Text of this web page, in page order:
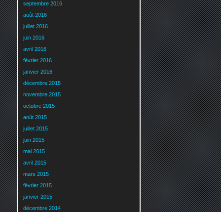
septembre 2016
août 2016
juillet 2016
juin 2016
avril 2016
février 2016
janvier 2016
décembre 2015
novembre 2015
octobre 2015
août 2015
juillet 2015
juin 2015
mai 2015
avril 2015
mars 2015
février 2015
janvier 2015
décembre 2014